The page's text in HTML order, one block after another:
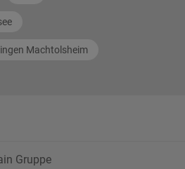
Machtolsheim
Gruppe